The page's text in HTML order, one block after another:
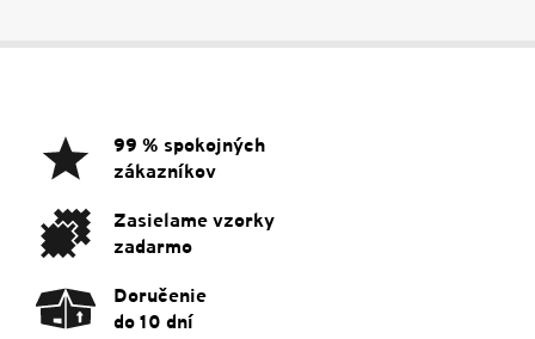
99 % spokojných
zákazníkov
Zasielame vzorky
zadarmo
Doručenie
do 10 dní